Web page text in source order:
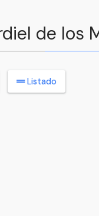
de los
Listado